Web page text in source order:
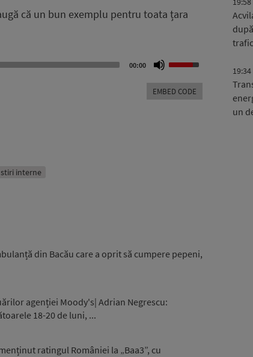
increase
că un bun exemplu pentru toata țara
00:00
Up/Down
keys
EMBED CODE
stiri interne
din Bacău care a oprit să cumpere pepeni,
agenției Moody's| Adrian Negrescu:
18-20 de luni, ...
ratingul României la „Baa3”, cu
19:34
un